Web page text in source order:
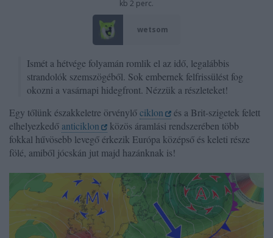
kb 2 perc.
wetsom
Ismét a hétvége folyamán romlik el az idő, legalábbis
strandolók szemszögéből. Sok embernek felfrissülést fog
okozni a vasárnapi hidegfront. Nézzük a részleteket!
Egy tőlünk északkeletre örvénylőciklon
és a Brit-szigetek felett
elhelyezkedő anticiklon
közös áramlási rendszerében több
fokkal hűvösebb levegő érkezik Európa középső és keleti része
fölé, amiből jócskán jut majd hazánknak is!